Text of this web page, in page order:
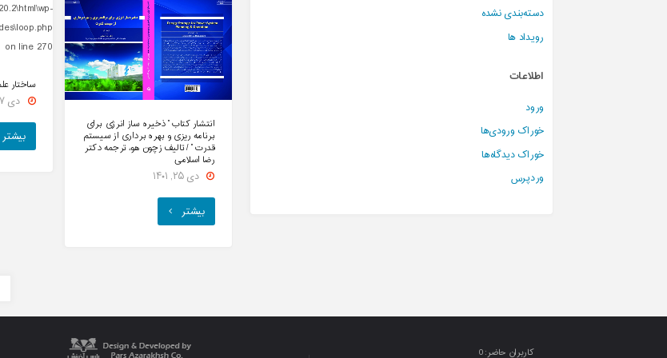
on line 270
ساختار
دی ۲۷, ۱۴۰۱
بیشتر
انتشار کتاب ” ذخیره ساز انرژی برای
برنامه ریزی و بهره برداری از سیستم
قدرت‬ ” / تالیف زچون هو، ترجمه دکتر
رضا اسلامی
دی ۲۵, ۱۴۰۱
بیشتر "انتشار
ساز
انرژی
دسته‌بندی نشده
رویداد ها
اطلاعات
ورود
خوراک ورودی‌ها
خوراک دیدگاه‌ها
وردپرس
کاربران حاضر:0